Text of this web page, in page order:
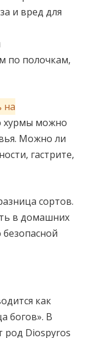
и вред для
по полочкам,
на
хурмы можно
Можно ли
гастрите,
сортов.
в домашних
как
богов». В
род Diospyros